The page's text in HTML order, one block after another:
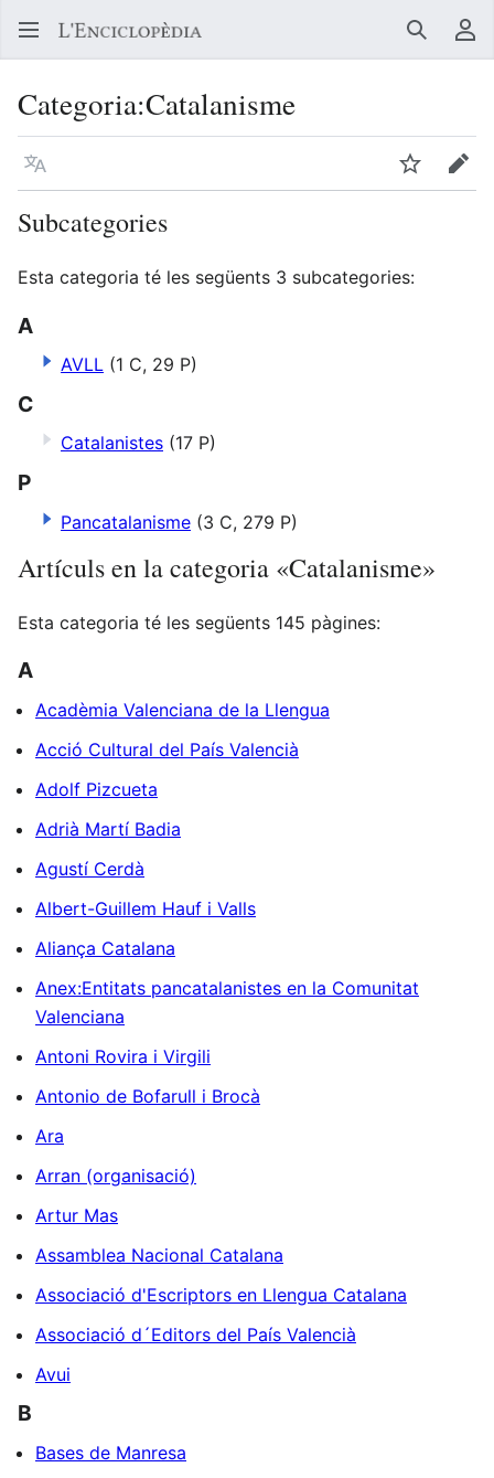
Buscar
Categoria:Catalanisme
Llegir en un atre idioma Vigilar
Subcategories
Esta categoria té les següents 3 subcategories:
A
AVLL (1 C, 29 P)
C
Catalanistes (17 P)
P
Pancatalanisme (3 C, 279 P)
Artículs en la categoria «Catalanisme»
Esta categoria té les següents 145 pàgines:
A
Acadèmia Valenciana de la Llengua
Acció Cultural del País Valencià
Adolf Pizcueta
Adrià Martí Badia
Agustí Cerdà
Albert-Guillem Hauf i Valls
Aliança Catalana
Anex:Entitats pancatalanistes en la Comunitat
Valenciana
Antoni Rovira i Virgili
Antonio de Bofarull i Brocà
Ara
Arran (organisació)
Artur Mas
Assamblea Nacional Catalana
Associació d'Escriptors en Llengua Catalana
Associació d´Editors del País Valencià
Avui
B
Bases de Manresa